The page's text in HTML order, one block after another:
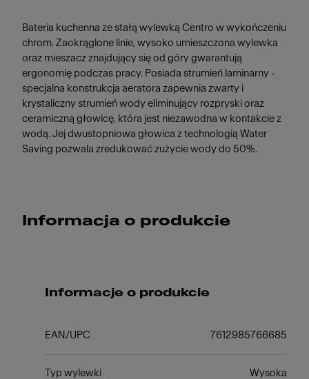
Bateria kuchenna ze stałą wylewką Centro w wykończeniu
chrom. Zaokrąglone linie, wysoko umieszczona wylewka
oraz mieszacz znajdujący się od góry gwarantują
ergonomię podczas pracy. Posiada strumień laminarny -
specjalna konstrukcja aeratora zapewnia zwarty i
krystaliczny strumień wody eliminujący rozpryski oraz
ceramiczną głowicę, która jest niezawodna w kontakcie z
wodą. Jej dwustopniowa głowica z technologią Water
Saving pozwala zredukować zużycie wody do 50%.
Informacja o produkcie
Informacje o produkcie
EAN/UPC 7612985766685
Typ wylewki Wysoka